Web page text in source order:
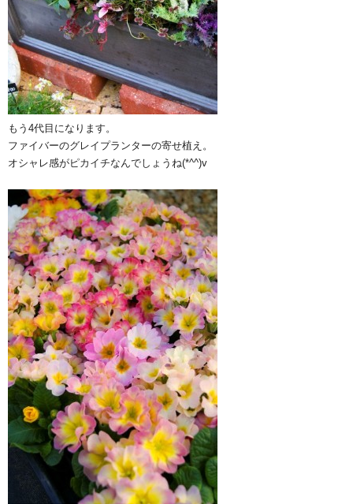
もう4代目になります。
ファイバーのグレイプランターの寄せ植え。
オシャレ感がピカイチなんでしょうね(*^^)v